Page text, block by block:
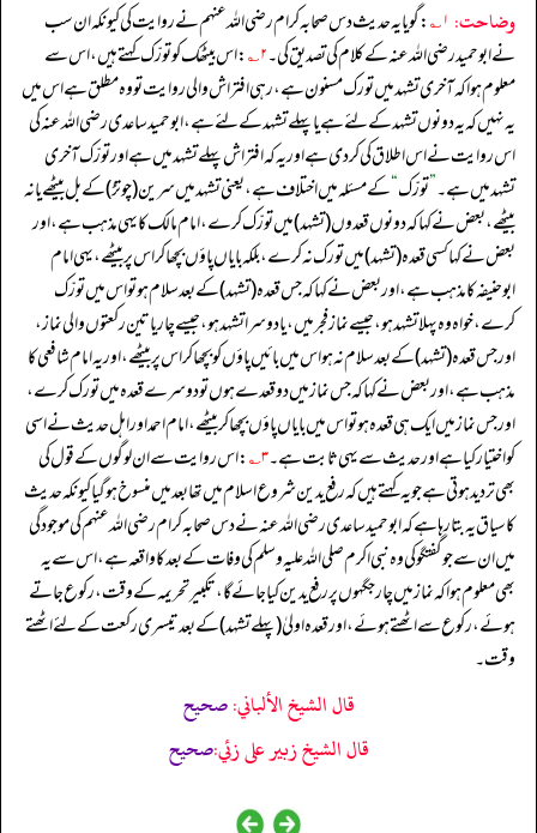
وضاحت: ۱؎ : گویا یہ حدیث دس صحابہ کرام رضی اللہ عنہم نے روایت کی کیونکہ ان سب
نے ابوحمید رضی اللہ عنہ کے کلام کی تصدیق کی۔۲؎ : اس بیٹھک کو تورّک کہتے ہیں، اس سے
معلوم ہوا کہ آخری تشہد میں تورک مسنون ہے، رہی افتراش والی روایت تو وہ مطلق ہے اس میں
یہ نہیں کہ یہ دونوں تشہد کے لئے ہے یا پہلے تشہد کے لئے ہے، ابوحمید ساعدی رضی اللہ عنہ کی
اس روایت نے اس اطلاق کی کر دی ہے اور یہ کہ افتراش پہلے تشہد میں ہے اور تورّک آخری
تشہد میں ہے۔”تورّک“کے مسئلہ میں اختلاف ہے، یعنی تشہد میں سرین (چوتڑ) کے بل بیٹھے یا نہ
بیٹھے، بعض نے کہا کہ دونوں قعدوں (تشہد) میں تورّک کرے، امام مالک کا یہی مذہب ہے، اور
بعض نے کہا کسی قعدہ (تشہد) میں تورک نہ کرے، بلکہ بایاں پاؤں بچھا کر اس پر بیٹھے، یہی امام
ابوحنیفہ کا مذہب ہے، اور بعض نے کہا کہ جس قعدہ (تشہد) کے بعد سلام ہو تو اس میں تورّک
کرے، خواہ وہ پہلا تشہد ہو، جیسے نماز فجر میں، یا دوسرا تشہد ہو، جیسے چار یا تین رکعتوں والی نماز،
اور جس قعدہ (تشہد) کے بعد سلام نہ ہو اس میں بائیں پاؤں کو بچھا کر اس پر بیٹھے، اور یہ امام شافعی کا
مذہب ہے، اور بعض نے کہا کہ جس نماز میں دو قعدے ہوں تو دوسرے قعدہ میں تورک کرے،
اور جس نماز میں ایک ہی قعدہ ہو تو اس میں بایاں پاؤں بچھا کر بیٹھے، امام احمد اور اہل حدیث نے اسی
کو اختیار کیا ہے اور حدیث سے یہی ثابت ہے۔۳؎ : اس روایت سے ان لوگوں کے قول کی
بھی تردید ہوتی ہے جو یہ کہتے ہیں کہ رفع یدین شروع اسلام میں تھا بعد میں منسوخ ہو گیا کیونکہ حدیث
کا سیاق یہ بتا رہا ہے کہ ابوحمید ساعدی رضی اللہ عنہ نے دس صحابہ کرام رضی اللہ عنہم کی موجودگی
میں ان سے جو گفتگو کی وہ نبی اکرم صلی اللہ علیہ وسلم کی وفات کے بعد کا واقعہ ہے، اس سے یہ
بھی معلوم ہوا کہ نماز میں چار جگہوں پر رفع یدین کیا جائے گا، تکبیر تحریمہ کے وقت، رکوع جاتے
ہوئے، رکوع سے اٹھتے ہوئے، اور قعدہ اولیٰ (پہلے تشہد) کے بعد تیسری رکعت کے لئے اٹھتے
وقت۔
قال الشيخ الألباني:صحيح
قال الشيخ زبير على زئي:صحيح